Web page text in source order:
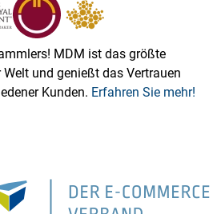
MDM ist das größte
und genießt das Vertrauen
Kunden. Erfahren Sie mehr!